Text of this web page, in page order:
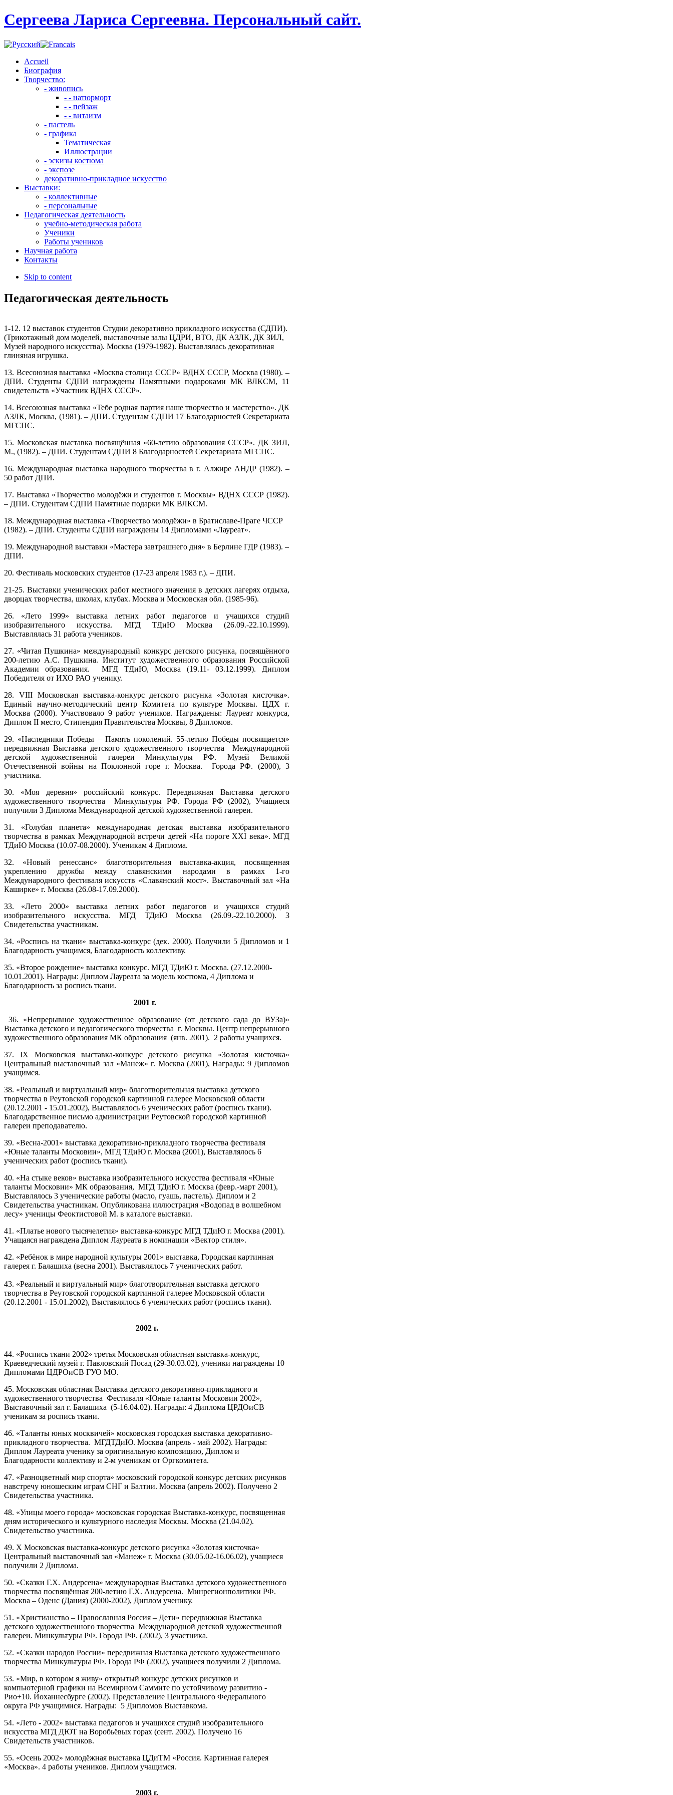
Сергеева Лариса Сергеевна. Персональный сайт.
Accueil
Биография
Творчество:
- живопись
- - натюрморт
- - пейзаж
- - витаизм
- пастель
- графика
Тематическая
Иллюстрации
- эскизы костюма
- экспозе
декоративно-прикладное искусство
Выставки:
- коллективные
- персональные
Педагогическая деятельность
учебно-методическая работа
Ученики
Работы учеников
Научная работа
Контакты
Skip to content
Педагогическая деятельность
1-12. 12 выставок студентов Студии декоративно прикладного искусства (СДПИ).
(Трикотажный дом моделей, выставочные залы ЦДРИ, ВТО, ДК АЗЛК, ДК ЗИЛ,
Музей народного искусства). Москва (1979-1982). Выставлялась декоративная
глиняная игрушка.
13. Всесоюзная выставка «Москва столица СССР» ВДНХ СССР, Москва (1980). –
ДПИ. Студенты СДПИ награждены Памятными подароками МК ВЛКСМ, 11
свидетельств «Участник ВДНХ СССР».
14. Всесоюзная выставка «Тебе родная партия наше творчество и мастерство». ДК
АЗЛК, Москва, (1981). – ДПИ. Студентам СДПИ 17 Благодарностей Секретариата
МГСПС.
15. Московская выставка посвящённая «60-летию образования СССР». ДК ЗИЛ,
М., (1982). – ДПИ. Студентам СДПИ 8 Благодарностей Секретариата МГСПС.
16. Международная выставка народного творчества в г. Алжире АНДР (1982). –
50 работ ДПИ.
17. Выставка «Творчество молодёжи и студентов г. Москвы» ВДНХ СССР (1982).
– ДПИ. Студентам СДПИ Памятные подарки МК ВЛКСМ.
18. Международная выставка «Творчество молодёжи» в Братиславе-Праге ЧССР
(1982). – ДПИ. Студенты СДПИ награждены 14 Дипломами «Лауреат».
19. Международной выставки «Мастера завтрашнего дня» в Берлине ГДР (1983). –
ДПИ.
20. Фестиваль московских студентов (17-23 апреля 1983 г.). – ДПИ.
21-25. Выставки ученических работ местного значения в детских лагерях отдыха,
дворцах творчества, школах, клубах. Москва и Московская обл. (1985-96).
26. «Лето 1999» выставка летних работ педагогов и учащихся студий
изобразительного искусства. МГД ТДиЮ Москва (26.09.-22.10.1999).
Выставлялась 31 работа учеников.
27. «Читая Пушкина» международный конкурс детского рисунка, посвящённого
200-летию А.С. Пушкина. Институт художественного образования Российской
Академии образования. МГД ТДиЮ, Москва (19.11- 03.12.1999). Диплом
Победителя от ИХО РАО ученику.
28. VIII Московская выставка-конкурс детского рисунка «Золотая кисточка».
Единый научно-методический центр Комитета по культуре Москвы. ЦДХ г.
Москва (2000). Участвовало 9 работ учеников. Награждены: Лауреат конкурса,
Диплом II место, Стипендия Правительства Москвы, 8 Дипломов.
29. «Наследники Победы – Память поколений. 55-летию Победы посвящается»
передвижная Выставка детского художественного творчества Международной
детской художественной галереи Минкультуры РФ. Музей Великой
Отечественной войны на Поклонной горе г. Москва. Города РФ. (2000), 3
участника.
30. «Моя деревня» российский конкурс. Передвижная Выставка детского
художественного творчества Минкультуры РФ. Города РФ (2002), Учащиеся
получили 3 Диплома Международной детской художественной галереи.
31. «Голубая планета» международная детская выставка изобразительного
творчества в рамках Международной встречи детей «На пороге XXI века». МГД
ТДиЮ Москва (10.07-08.2000). Ученикам 4 Диплома.
32. «Новый ренессанс» благотворительная выставка-акция, посвященная
укреплению дружбы между славянскими народами в рамках 1-го
Международного фестиваля искусств «Славянский мост». Выставочный зал «На
Каширке» г. Москва (26.08-17.09.2000).
33. «Лето 2000» выставка летних работ педагогов и учащихся студий
изобразительного искусства. МГД ТДиЮ Москва (26.09.-22.10.2000). 3
Свидетельства участникам.
34. «Роспись на ткани» выставка-конкурс (дек. 2000). Получили 5 Дипломов и 1
Благодарность учащимся, Благодарность коллективу.
35. «Второе рождение» выставка конкурс. МГД ТДиЮ г. Москва. (27.12.2000-
10.01.2001). Награды: Диплом Лауреата за модель костюма, 4 Диплома и
Благодарность за роспись ткани.
2001 г.
36. «Непрерывное художественное образование (от детского сада до ВУЗа)»
Выставка детского и педагогического творчества г. Москвы. Центр непрерывного
художественного образования МК образования (янв. 2001). 2 работы учащихся.
37. IX Московская выставка-конкурс детского рисунка «Золотая кисточка»
Центральный выставочный зал «Манеж» г. Москва (2001), Награды: 9 Дипломов
учащимся.
38. «Реальный и виртуальный мир» благотворительная выставка детского
творчества в Реутовской городской картинной галерее Московской области
(20.12.2001 - 15.01.2002), Выставлялось 6 ученических работ (роспись ткани).
Благодарственное письмо администрации Реутовской городской картинной
галереи преподавателю.
39. «Весна-2001» выставка декоративно-прикладного творчества фестиваля
«Юные таланты Московии», МГД ТДиЮ г. Москва (2001), Выставлялось 6
ученических работ (роспись ткани).
40. «На стыке веков» выставка изобразительного искусства фестиваля «Юные
таланты Московии» МК образования, МГД ТДиЮ г. Москва (февр.-март 2001),
Выставлялось 3 ученические работы (масло, гуашь, пастель). Диплом и 2
Свидетельства участникам. Опубликована иллюстрация «Водопад в волшебном
лесу» ученицы Феоктистовой М. в каталоге выставки.
41. «Платье нового тысячелетия» выставка-конкурс МГД ТДиЮ г. Москва (2001).
Учащаяся награждена Диплом Лауреата в номинации «Вектор стиля».
42. «Ребёнок в мире народной культуры 2001» выставка, Городская картинная
галерея г. Балашиха (весна 2001). Выставлялось 7 ученических работ.
43. «Реальный и виртуальный мир» благотворительная выставка детского
творчества в Реутовской городской картинной галерее Московской области
(20.12.2001 - 15.01.2002), Выставлялось 6 ученических работ (роспись ткани).
2002 г.
44. «Роспись ткани 2002» третья Московская областная выставка-конкурс,
Краеведческий музей г. Павловский Посад (29-30.03.02), ученики награждены 10
Дипломами ЦДРОиСВ ГУО МО.
45. Московская областная Выставка детского декоративно-прикладного и
художественного творчества Фестиваля «Юные таланты Московии 2002»,
Выставочный зал г. Балашиха (5-16.04.02). Награды: 4 Диплома ЦРДОиСВ
ученикам за роспись ткани.
46. «Таланты юных москвичей» московская городская выставка декоративно-
прикладного творчества. МГДТДиЮ. Москва (апрель - май 2002). Награды:
Диплом Лауреата ученику за оригинальную композицию, Диплом и
Благодарности коллективу и 2-м ученикам от Оргкомитета.
47. «Разноцветный мир спорта» московский городской конкурс детских рисунков
навстречу юношеским играм СНГ и Балтии. Москва (апрель 2002). Получено 2
Свидетельства участника.
48. «Улицы моего города» московская городская Выставка-конкурс, посвященная
дням исторического и культурного наследия Москвы. Москва (21.04.02).
Свидетельство участника.
49. X Московская выставка-конкурс детского рисунка «Золотая кисточка»
Центральный выставочный зал «Манеж» г. Москва (30.05.02-16.06.02), учащиеся
получили 2 Диплома.
50. «Сказки Г.Х. Андерсена» международная Выставка детского художественного
творчества посвящённая 200-летию Г.Х. Андерсена. Минрегионполитики РФ.
Москва – Оденс (Дания) (2000-2002), Диплом ученику.
51. «Христианство – Православная Россия – Дети» передвижная Выставка
детского художественного творчества Международной детской художественной
галереи. Минкультуры РФ. Города РФ. (2002), 3 участника.
52. «Сказки народов России» передвижная Выставка детского художественного
творчества Минкультуры РФ. Города РФ (2002), учащиеся получили 2 Диплома.
53. «Мир, в котором я живу» открытый конкурс детских рисунков и
компьютерной графики на Всемирном Саммите по устойчивому развитию -
Рио+10. Йоханнесбурге (2002). Представление Центрального Федерального
округа РФ учащимися. Награды: 5 Дипломов Выставкома.
54. «Лето - 2002» выставка педагогов и учащихся студий изобразительного
искусства МГД ДЮТ на Воробьёвых горах (сент. 2002). Получено 16
Свидетельств участников.
55. «Осень 2002» молодёжная выставка ЦДиТМ «Россия. Картинная галерея
«Москва». 4 работы учеников. Диплом учащимся.
2003 г.